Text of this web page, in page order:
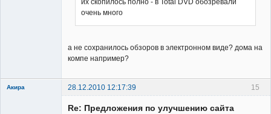
их скопилось полно - в Total DVD обозревали
очень много
а не сохранилось обзоров в электронном виде? дома на
компе например?
15
Акира 28.12.2010 12:17:39
Re: Предложения по улучшению сайта